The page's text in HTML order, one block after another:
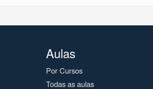
Aulas
Por Cursos
Todas as aulas